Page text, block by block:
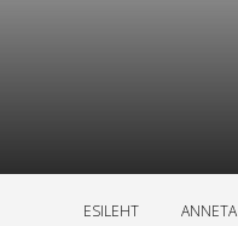
ESILEHT ANNETA